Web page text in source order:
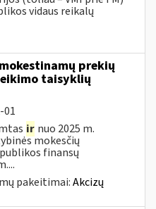
vidaus reikalų
prekių
taisyklių
01
ir nuo 2025 m.
mokesčių
finansų
pakeitimai:Akcizų